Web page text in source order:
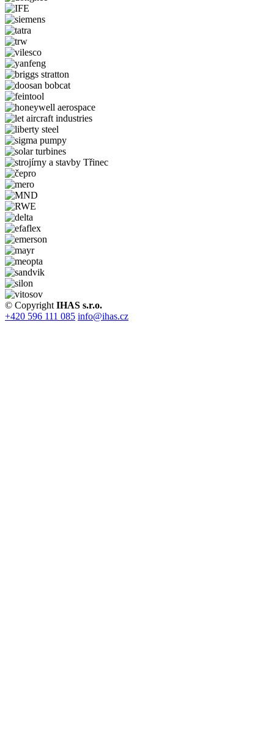
© Copyright IHAS s.r.o.
+420 596 111 085 info@ihas.cz